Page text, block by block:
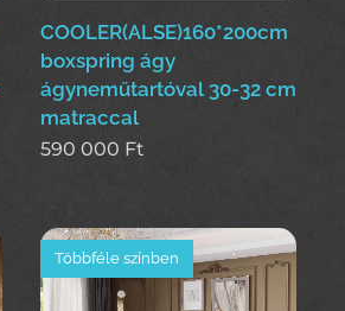
COOLER(ALSE)160*200cm
boxspring ágy
ágyneműtartóval 30-32 cm
matraccal
590 000 Ft
Többféle színben